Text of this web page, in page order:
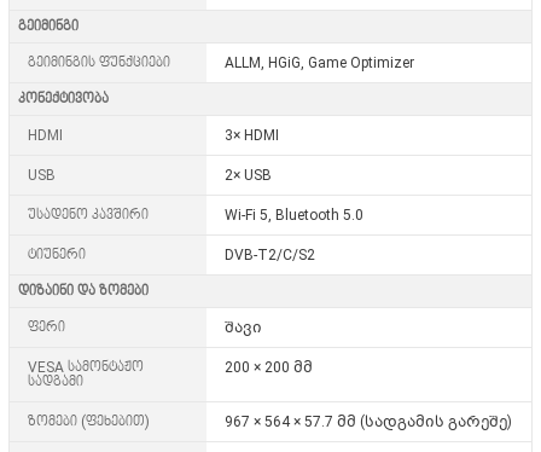
გეიმინგი
გეიმინგის ფუნქციები ALLM, HGiG, Game Optimizer
კონექტივობა
HDMI 3× HDMI
USB 2× USB
უსადენო კავშირი Wi-Fi 5, Bluetooth 5.0
ტიუნერი DVB-T2/C/S2
დიზაინი და ზომები
ფერი შავი
VESA სამონტაჟო
სადგამი
200 × 200 მმ
ზომები (ფეხებით) 967 × 564 × 57.7 მმ (სადგამის გარეშე)